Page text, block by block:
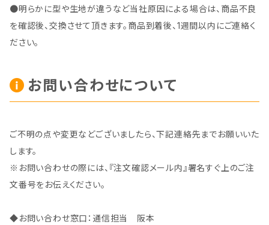
●明らかに型や生地が違うなど当社原因による場合は、商品不良
を確認後、交換させて頂きます。商品到着後、1週間以内にご連絡く
ださい。
お問い合わせについて
ご不明の点や変更などございましたら、下記連絡先までお願いいた
します。
※お問い合わせの際には、『注文確認メール内』署名すぐ上のご注
文番号をお伝えください。
◆お問い合わせ窓口：通信担当 阪本